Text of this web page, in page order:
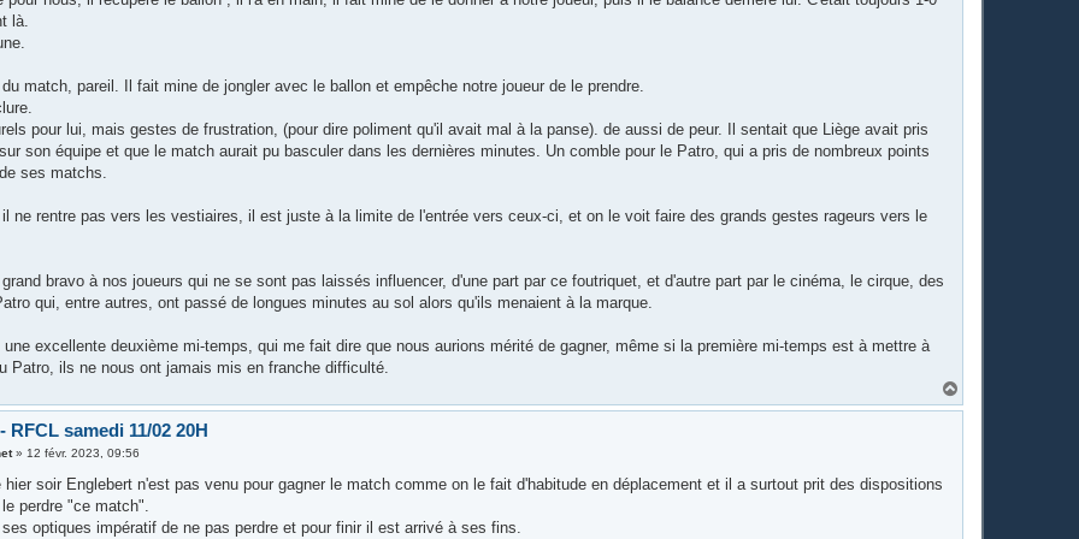
là.
match, pareil. Il fait mine de jongler avec le ballon et empêche notre joueur de le prendre.
pour lui, mais gestes de frustration, (pour dire poliment qu'il avait mal à la panse). de aussi de peur. Il sentait que Liège avait pris
son équipe et que le match aurait pu basculer dans les dernières minutes. Un comble pour le Patro, qui a pris de nombreux points
ses matchs.
ne rentre pas vers les vestiaires, il est juste à la limite de l'entrée vers ceux-ci, et on le voit faire des grands gestes rageurs vers le
bravo à nos joueurs qui ne se sont pas laissés influencer, d'une part par ce foutriquet, et d'autre part par le cinéma, le cirque, des
qui, entre autres, ont passé de longues minutes au sol alors qu'ils menaient à la marque.
une excellente deuxième mi-temps, qui me fait dire que nous aurions mérité de gagner, même si la première mi-temps est à mettre à
Patro, ils ne nous ont jamais mis en franche difficulté.
a
RFCL samedi 11/02 20H
»12 févr. 2023, 09:56
hier soir Englebert n'est pas venu pour gagner le match comme on le fait d'habitude en déplacement et il a surtout prit des dispositions
perdre "ce match".
optiques impératif de ne pas perdre et pour finir il est arrivé à ses fins.